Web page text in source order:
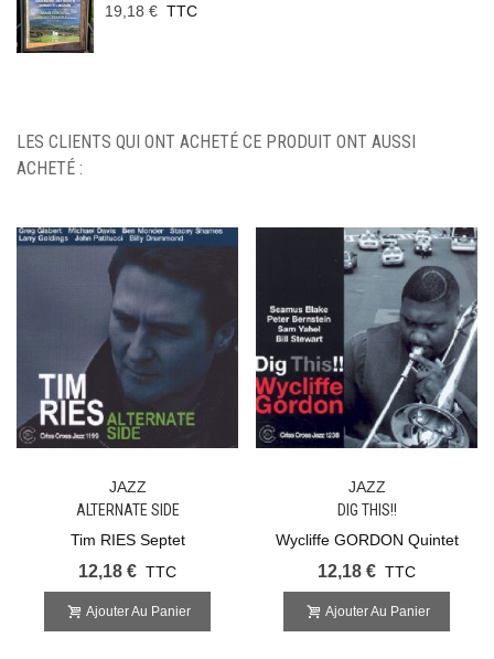
19,18 € TTC
LES CLIENTS QUI ONT ACHETÉ CE PRODUIT ONT AUSSI
ACHETÉ :
JAZZ
ALTERNATE SIDE
Tim RIES Septet
12,18 € TTC
Ajouter Au Panier
JAZZ
DIG THIS!!
Wycliffe GORDON Quintet
12,18 € TTC
Ajouter Au Panier